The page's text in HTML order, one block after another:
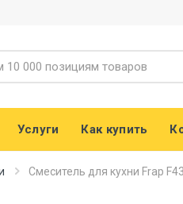
Услуги Как купить
Смеситель для кухни Frap